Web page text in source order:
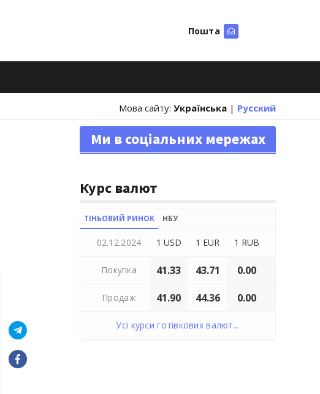
Пошта
Мова сайту: Українська | Русский
Ми в соціальних мережах
Курс валют
ТІНЬОВИЙ РИНОК НБУ
02.12.2024 1 USD 1 EUR 1 RUB
Покупка 41.33 43.71 0.00
Продаж 41.90 44.36 0.00
Усі курси готівкових валют...